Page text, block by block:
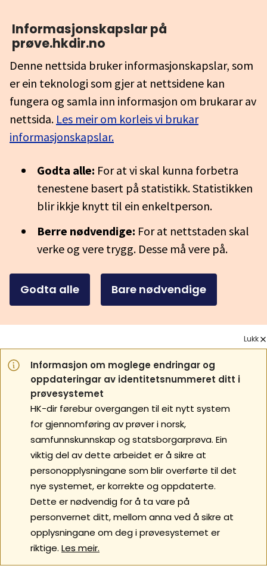
Informasjonskapslar på
prøve.hkdir.no
Denne nettsida bruker informasjonskapslar, som
er ein teknologi som gjer at nettsidene kan
fungera og samla inn informasjon om brukarar av
nettsida. Les meir om korleis vi brukar
informasjonskapslar.
Godta alle: For at vi skal kunna forbetra
tenestene basert på statistikk. Statistikken
blir ikkje knytt til ein enkeltperson.
Berre nødvendige: For at nettstaden skal
verke og vere trygg. Desse må vere på.
Godta alle Bare nødvendige
Informasjon om moglege endringar og
oppdateringar av identitetsnummeret ditt i
prøvesystemet
HK-dir førebur overgangen til eit nytt system
for gjennomføring av prøver i norsk,
samfunnskunnskap og statsborgarprøva. Ein
viktig del av dette arbeidet er å sikre at
personopplysningane som blir overførte til det
nye systemet, er korrekte og oppdaterte.
Dette er nødvendig for å ta vare på
personvernet ditt, mellom anna ved å sikre at
opplysningane om deg i prøvesystemet er
riktige. Les meir.
Lukk